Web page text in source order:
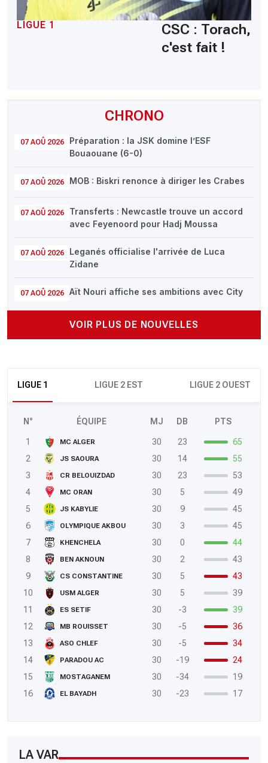
CHRONO
07 AOÛ 2026
Préparation : la JSK domine l’ESF
Bouaouane (6-0)
07 AOÛ 2026 MOB : Biskri renonce à diriger les Crabes
07 AOÛ 2026
Transferts : Newcastle trouve un accord
avec Feyenoord pour Hadj Moussa
07 AOÛ 2026
Leganés officialise l'arrivée de Luca
Zidane
07 AOÛ 2026 Aït Nouri affiche ses ambitions avec City
VOIR PLUS DE NOUVELLES
LIGUE 1 LIGUE 2 EST LIGUE 2 OUEST
N° ÉQUIPE MJ DB PTS
1 MC ALGER 30 23
65
2
JS SAOURA 30 14
55
3
CR BELOUIZDAD 30 23
53
4
MC ORAN 30 5
49
5
JS KABYLIE 30 9
45
6
OLYMPIQUE AKBOU 30 3
45
7
KHENCHELA 30 0
44
8
BEN AKNOUN 30 2
43
9
CS CONSTANTINE 30 5
43
10
USM ALGER 30 5
39
11
ES SETIF 30 -3
39
12
MB ROUISSET 30 -5
36
13
ASO CHLEF 30 -5
34
14
PARADOU AC 30 -19
24
15
MOSTAGANEM 30 -34
19
16
EL BAYADH 30 -23 17
LA VAR
LIGUE 1
CSC : Torach,
c'est fait !